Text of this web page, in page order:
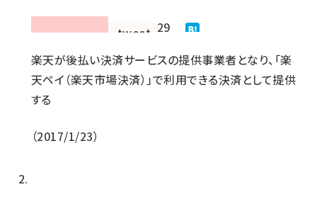
29
楽天が後払い決済サービスの提供事業者となり、「楽
天ペイ（楽天市場決済）」で利用できる決済として提供
する
2017/1/23